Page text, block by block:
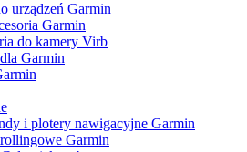
urządzeń Garmin
Garmin
do kamery Virb
Garmin
i plotery nawigacyjne Garmin
Garmin